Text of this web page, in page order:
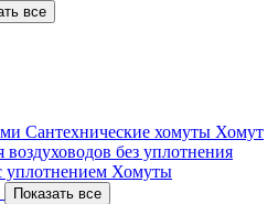
все
Сантехнические хомуты Хомут
без уплотнения
уплотнением Хомуты
Показать все